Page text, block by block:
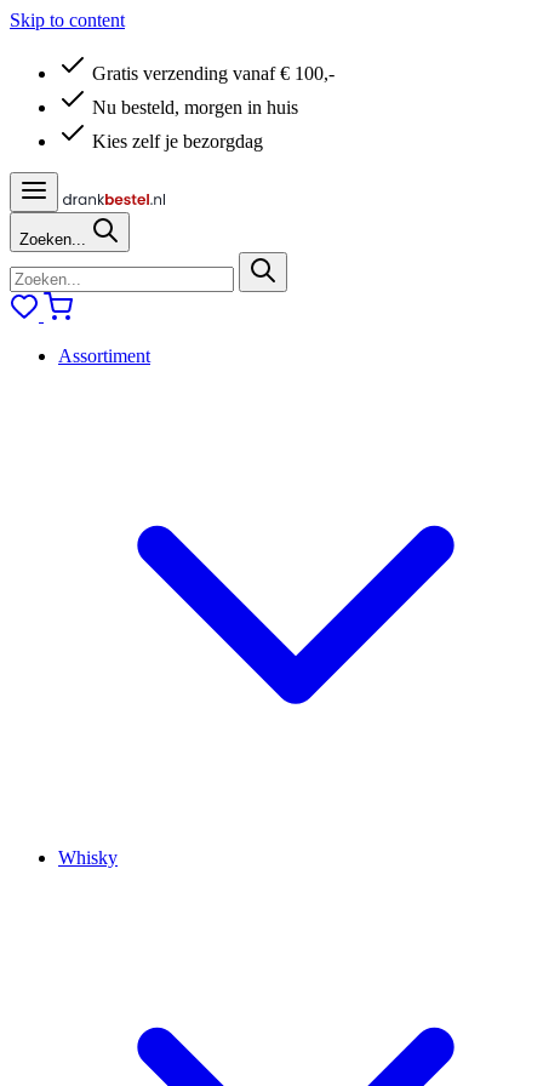
Skip to content
Gratis verzending vanaf € 100,-
Nu besteld, morgen in huis
Kies zelf je bezorgdag
Zoeken...
Assortiment
Whisky